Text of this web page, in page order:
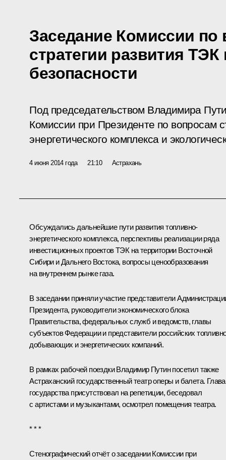
Заседание Комиссии по
стратегии развития ТЭК
безопасности
Под председательством Владимира
Комиссии при Президенте по вопросам
энергетического комплекса и
4 июня 2014 года 21:10 Астрахань
Обсуждались дальнейшие пути развития топливно-
энергетического комплекса, перспективы реализации ряда
инвестиционных проектов ТЭК на территории Восточной
Сибири и Дальнего Востока, вопросы ценообразования
на внутреннем рынке газа.
В заседании приняли участие представители
Президента, руководители экономического блока
Правительства, федеральных служб и ведомств, главы
субъектов Федерации и представители российских
добывающих и энергетических компаний.
В рамках рабочей поездки Владимир Путин посетил также
Астраханский государственный театр оперы и балета. Глава
государства присутствовал на репетиции, беседовал
с артистами и музыкантами, осмотрел помещения театра.
* * *
Стенографический отчёт о заседании Комиссии при